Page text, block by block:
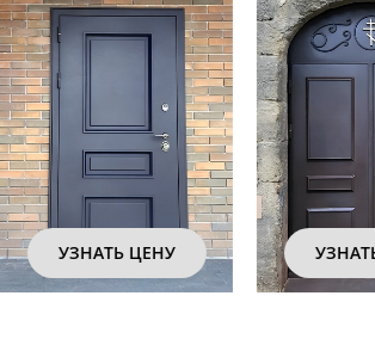
УЗНАТЬ ЦЕНУ